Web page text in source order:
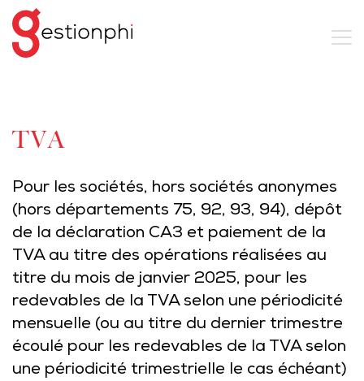
TVA
Pour les sociétés, hors sociétés anonymes
(hors départements 75, 92, 93, 94), dépôt
de la déclaration CA3 et paiement de la
TVA au titre des opérations réalisées au
titre du mois de janvier 2025, pour les
redevables de la TVA selon une périodicité
mensuelle (ou au titre du dernier trimestre
écoulé pour les redevables de la TVA selon
une périodicité trimestrielle le cas échéant)